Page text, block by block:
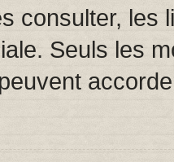
consulter, les
Seuls les